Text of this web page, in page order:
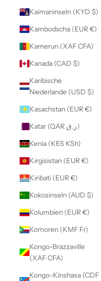
Kaimaninseln (KYD $)
Kambodscha (EUR €)
Kamerun (XAF CFA)
Kanada (CAD $)
Karibische
Niederlande (USD $)
Kasachstan (EUR €)
Katar (QAR ر.ق)
Kenia (KES KSh)
Kirgisistan (EUR €)
Kiribati (EUR €)
Kokosinseln (AUD $)
Kolumbien (EUR €)
Komoren (KMF Fr)
Kongo-Brazzaville
(XAF CFA)
Kongo-Kinshasa (CDF